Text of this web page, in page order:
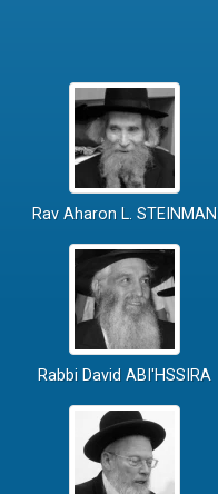
Rav Aharon L. STEINMAN
Rabbi David ABI'HSSIRA